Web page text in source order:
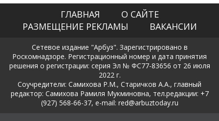
ГЛАВНАЯ
О САЙТЕ
РАЗМЕЩЕНИЕ РЕКЛАМЫ
ВАКАНСИИ
Сетевое издание "Арбуз". Зарегистрировано в
Роскомнадзоре. Регистрационный номер и дата принятия
решения о регистрации: серия Эл № ФС77-83656 от 26 июля
2022 г.
Соучредители: Самихова Р.М., Старичков А.А., главный
редактор: Самихова Рамиля Мукминовна, тел.редакции: +7
(927) 568-66-37, e-mail: red@arbuztoday.ru